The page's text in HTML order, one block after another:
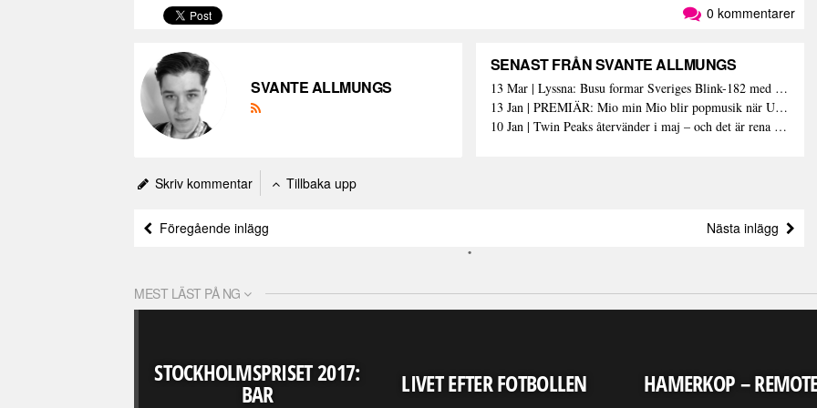
0 kommentarer
SVANTE ALLMUNGS
SENAST FRÅN SVANTE ALLMUNGS
13 Mar | Lyssna: Busu formar Sveriges Blink-182 med sin nya pop-punk-rap-låt
13 Jan | PREMIÄR: Mio min Mio blir popmusik när Ungdom släpper sin debutvideo
10 Jan | Twin Peaks återvänder i maj – och det är rena heroinet enligt Showtimes boss
Skriv kommentar Tillbaka upp
Föregående inlägg Nästa inlägg
MEST LÄST PÅ NG
STOCKHOLMSPRISET 2017:
BAR LIVET EFTER FOTBOLLEN HAMERKOP –